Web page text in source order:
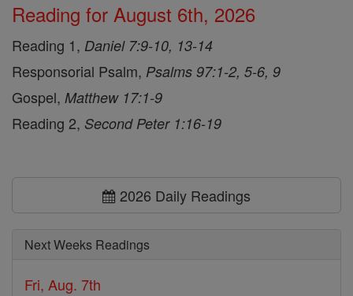
Reading for August 6th, 2026
Reading 1, Daniel 7:9-10, 13-14
Responsorial Psalm, Psalms 97:1-2, 5-6, 9
Gospel, Matthew 17:1-9
Reading 2, Second Peter 1:16-19
2026 Daily Readings
Next Weeks Readings
Fri, Aug. 7th